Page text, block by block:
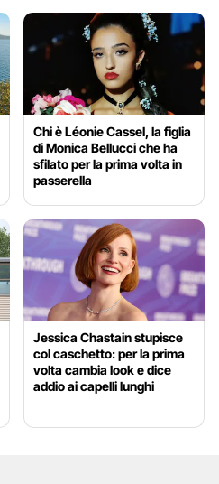
Chi è Léonie Cassel, la figlia
di Monica Bellucci che ha
sfilato per la prima volta in
passerella
Jessica Chastain stupisce
col caschetto: per la prima
volta cambia look e dice
addio ai capelli lunghi